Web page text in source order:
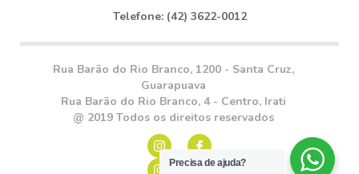
Telefone: (42) 3622-0012
Rua Barão do Rio Branco, 1200 - Santa Cruz,
Guarapuava
Rua Barão do Rio Branco, 4 - Centro, Irati
@ 2019 Todos os direitos reservados
Precisa de ajuda?